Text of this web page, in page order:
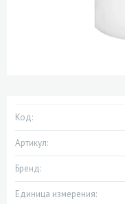
Код:
Артикул:
Бренд:
Единица измерения: